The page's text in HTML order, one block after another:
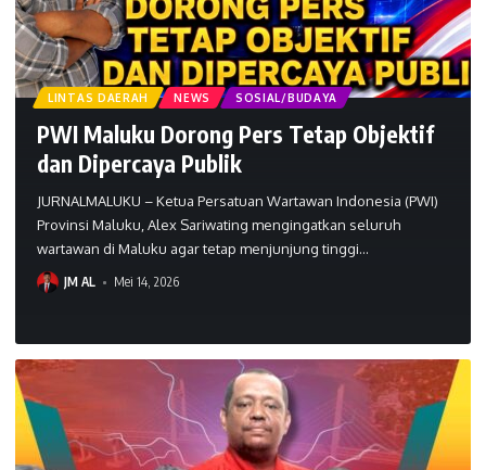
NEWS SOSIAL/BUDAYA
Dorong Pers Tetap Objektif
Publik
– Ketua Persatuan Wartawan Indonesia (PWI)
Alex Sariwating mengingatkan seluruh
Maluku agar tetap menjunjung tinggi…
Mei 14, 2026